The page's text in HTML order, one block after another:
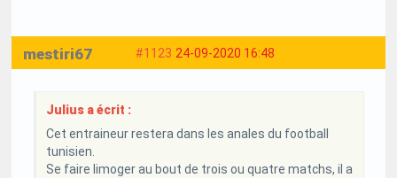
#1123 24-09-2020 16:48
mestiri67
Julius a écrit :
Cet entraineur restera dans les anales du football
tunisien.
Se faire limoger au bout de trois ou quatre matchs, il a